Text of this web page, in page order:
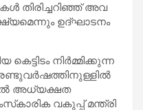
തിരിച്ചറിഞ്ഞ് അവ
ഉദ്ഘാടനം
നിര്‍മ്മിക്കുന്ന
അധ്യക്ഷത
വകുപ്പ് മന്ത്രി